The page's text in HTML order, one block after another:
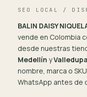
SEO LOCAL /
BALIN DAISY
vende en Colombia
desde nuestras
Medellín y
nombre, marca o
WhatsApp antes de